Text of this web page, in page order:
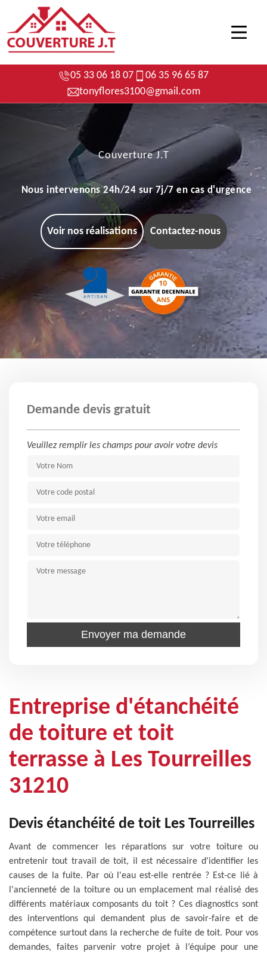
05 33 06 18 07
06 35 96 65 87
tonyflores3100@gmail.com
Couverture J.T
Nous intervenons 24h/24 sur 7j/7 en cas d'urgence
Voir nos réalisations Contactez-nous
Demande devis gratuit
Veuillez remplir les champs pour avoir votre devis
Entreprise d'étanchéité
de toiture et toit
terrasse à Les Tourreilles
31210
Devis étanchéité de toit Les Tourreilles
Avant de commencer les réparations sur votre toiture ou
entretenir tout travail de toit, il est nécessaire d'identifier les
causes de la fuite. Par où l'eau est-elle rentrée ? Est-ce lié à
l'ancienneté de la toiture ou un emplacement mal réalisé des
différents matériaux composants du toit ? Ces diagnostics sont
des interventions qui demandent plus de savoir-faire et de
compétence surtout dans la recherche de fuite de toit. Pour vos
demandes, faites parvenir votre projet à l’équipe pour une